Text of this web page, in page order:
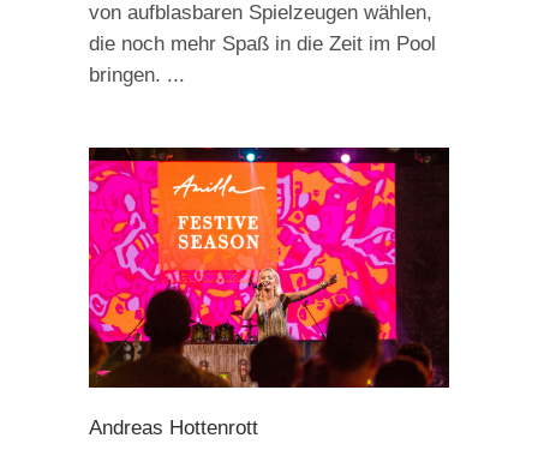
von aufblasbaren Spielzeugen wählen,
die noch mehr Spaß in die Zeit im Pool
bringen.
Andreas Hottenrott